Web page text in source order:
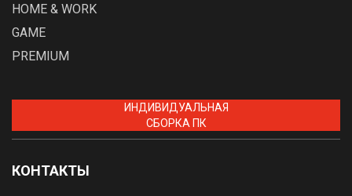
HOME & WORK
GAME
PREMIUM
ИНДИВИДУАЛЬНАЯ
СБОРКА ПК
КОНТАКТЫ